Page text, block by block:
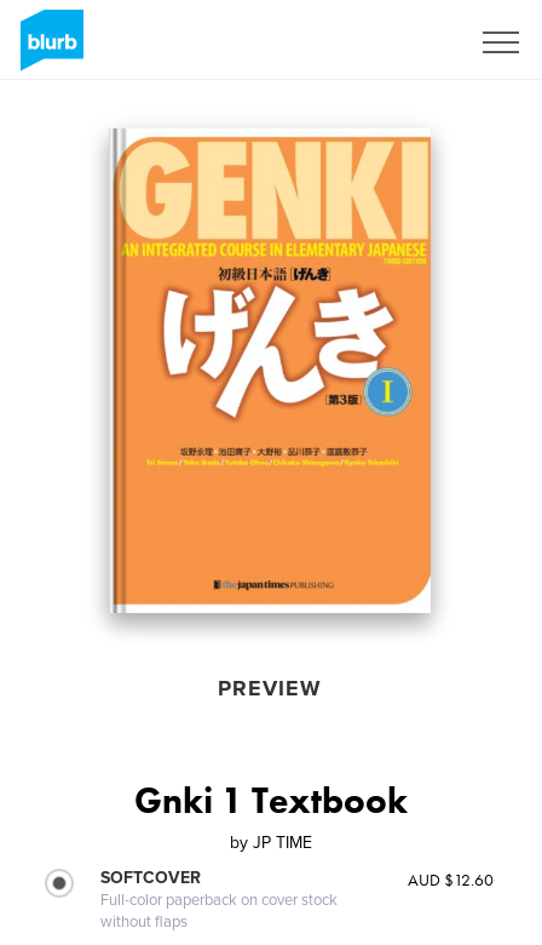
PREVIEW
Gnki 1 Textbook
by JP TIME
SOFTCOVER
Full-color paperback on cover stock
without flaps
AUD $12.60